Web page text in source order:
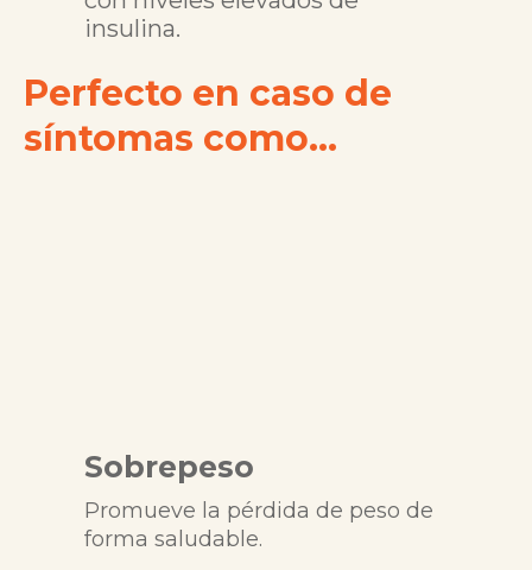
insulina.
Perfecto en caso de
síntomas como...
Sobrepeso
Promueve la pérdida de peso de
forma saludable.